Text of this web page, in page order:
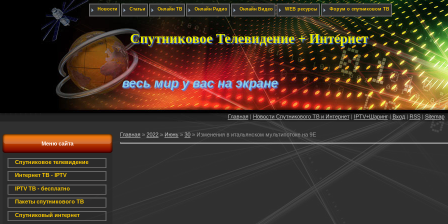
Новости Статьи Онлайн ТВ Онлайн Радио Онлайн Видео WEB ресурсы Форум о спутниковом ТВ
Спутниковое Телевидение + Интернет
весь мир у вас на экране
Главная| Новости Спутникового ТВ и Интернет| IPTV+Шаринг| Вход| RSS| Sitemap
Меню сайта
Спутниковое телевидение
Интернет ТВ - IPTV
IPTV ТВ - бесплатно
Пакеты спутникового ТВ
Спутниковый интернет
Главная » 2022 » Июнь » 30 » Изменения в итальянском мультипотоке на 9E